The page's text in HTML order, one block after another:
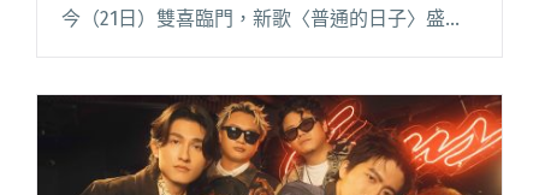
今（21日）雙喜臨門，新歌〈普通的日子〉盛大
上線，更鄭重官宣兩場演唱會嘉賓自然捲奇哥、
可尚導演入圍「金閱讀全文 "魏如萱為電影《深
度安靜》演唱新歌〈普通的日子〉 竇靖童、自然
捲奇哥擔任2月小巨蛋演唱會嘉賓"